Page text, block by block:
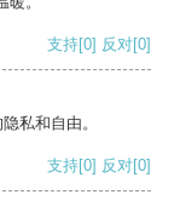
支持[0] 反对[0]
私和自由。
支持[0] 反对[0]